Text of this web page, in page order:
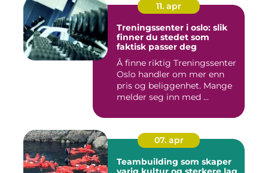
11. apr
Treningssenter i oslo: slik
finner du stedet som
faktisk passer deg
Å finne riktig Treningssenter
Oslo handler om mer enn
pris og beliggenhet. Mange
melder seg inn med ...
07. apr
Teambuilding som skaper